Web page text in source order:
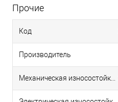
Прочие
Код
Производитель